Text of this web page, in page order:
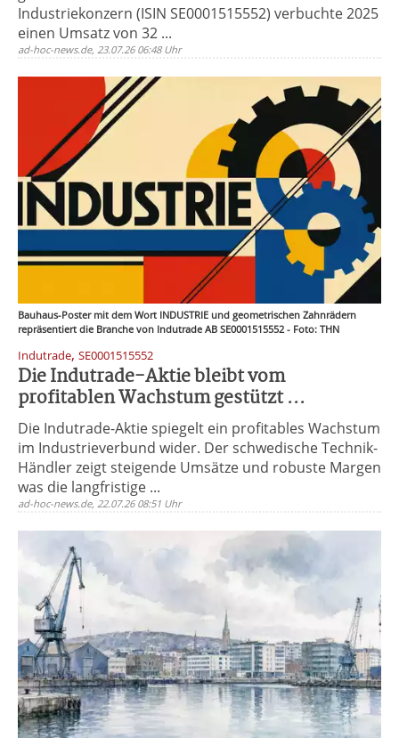
Industriekonzern (ISIN SE0001515552) verbuchte 2025
einen Umsatz von 32 ...
ad-hoc-news.de, 23.07.26 06:48 Uhr
Bauhaus-Poster mit dem Wort INDUSTRIE und geometrischen Zahnrädern
repräsentiert die Branche von Indutrade AB SE0001515552 - Foto: THN
Indutrade, SE0001515552
Die Indutrade-Aktie bleibt vom
profitablen Wachstum gestützt ...
Die Indutrade-Aktie spiegelt ein profitables Wachstum
im Industrieverbund wider. Der schwedische Technik-
Händler zeigt steigende Umsätze und robuste Margen
was die langfristige ...
ad-hoc-news.de, 22.07.26 08:51 Uhr